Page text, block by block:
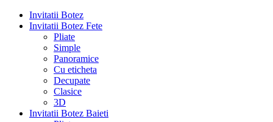
Invitatii Botez
Invitatii Botez Fete
Pliate
Simple
Panoramice
Cu eticheta
Decupate
Clasice
3D
Invitatii Botez Baieti